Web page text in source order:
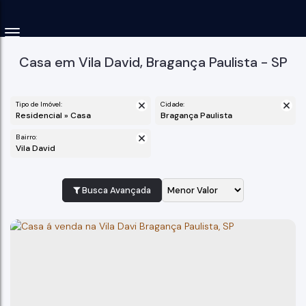
Casa em Vila David, Bragança Paulista - SP
Tipo de Imóvel:
Residencial » Casa
Cidade:
Bragança Paulista
Bairro:
Vila David
Busca Avançada